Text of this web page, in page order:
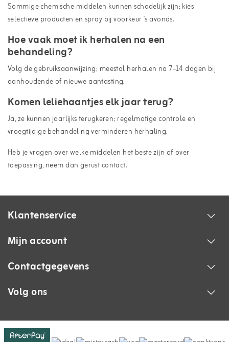
Sommige chemische middelen kunnen schadelijk zijn; kies
selectieve producten en spray bij voorkeur 's avonds.
Hoe vaak moet ik herhalen na een
behandeling?
Volg de gebruiksaanwijzing; meestal herhalen na 7–14 dagen bij
aanhoudende of nieuwe aantasting.
Komen leliehaantjes elk jaar terug?
Ja, ze kunnen jaarlijks terugkeren; regelmatige controle en
vroegtijdige behandeling verminderen herhaling.
Heb je vragen over welke middelen het beste zijn of over
toepassing, neem dan gerustcontact.
Klantenservice
Mijn account
Contactgegevens
Volg ons